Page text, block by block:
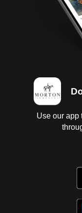
obra, mayo de
". Sergio
MACMASTERS,
un diario personal
México. Diario La
Use our app